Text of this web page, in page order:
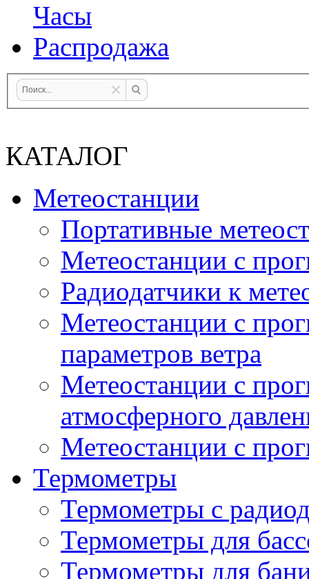
Часы
Распродажа
КАТАЛОГ
Метеостанции
Портативные
Метеостанции с
Радиодатчики к
Метеостанции с
параметров ветра
Метеостанции с
атмосферного
Метеостанции с
Термометры
Термометры с
Термометры для
Термометры для